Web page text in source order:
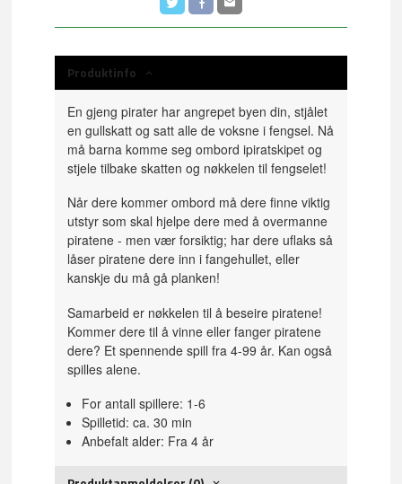
Produktinfo
En gjeng pirater har angrepet byen din, stjålet
en gullskatt og satt alle de voksne i fengsel. Nå
må barna komme seg ombord ipiratskipet og
stjele tilbake skatten og nøkkelen til fengselet!
Når dere kommer ombord må dere finne viktig
utstyr som skal hjelpe dere med å overmanne
piratene - men vær forsiktig; har dere uflaks så
låser piratene dere inn i fangehullet, eller
kanskje du må gå planken!
Samarbeid er nøkkelen til å beseire piratene!
Kommer dere til å vinne eller fanger piratene
dere? Et spennende spill fra 4-99 år. Kan også
spilles alene.
For antall spillere: 1-6
Spilletid: ca. 30 min
Anbefalt alder: Fra 4 år